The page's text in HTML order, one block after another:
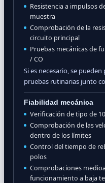
Resistencia a impulsos
muestra
Comprobación de la
circuito principal
Pruebas mecánicas de
/ CO
Si es necesario, se
pruebas rutinarias junto
Fiabilidad mecánica
Verificación de tipo de
Comprobación de las
dentro de los límites
Control del tiempo de
polos
Comprobaciones
funcionamiento a baja